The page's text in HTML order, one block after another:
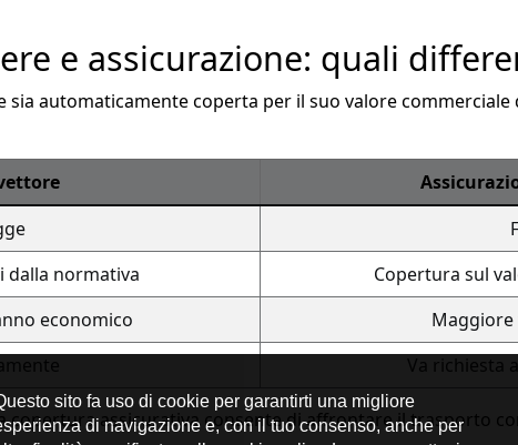
e assicurazione: quali
automaticamente coperta per il suo valore
dalla normativa
Copertura sul
economico
Va richiesta
copertura assicurativa consente di affrontare il trasporto